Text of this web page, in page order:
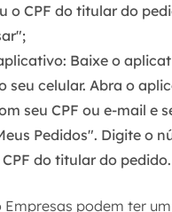
o CPF do titular do
Baixe o
seu celular. Abra o
seu CPF ou e-mail e
Pedidos". Digite o
do titular do
Empresas podem ter